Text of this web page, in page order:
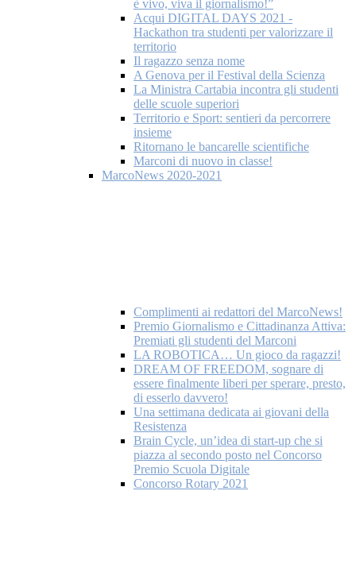
è vivo, viva il giornalismo!”
Acqui DIGITAL DAYS 2021 -
Hackathon tra studenti per valorizzare il
territorio
Il ragazzo senza nome
A Genova per il Festival della Scienza
La Ministra Cartabia incontra gli studenti
delle scuole superiori
Territorio e Sport: sentieri da percorrere
insieme
Ritornano le bancarelle scientifiche
Marconi di nuovo in classe!
MarcoNews 2020-2021
Complimenti ai redattori del MarcoNews!
Premio Giornalismo e Cittadinanza Attiva:
Premiati gli studenti del Marconi
LA ROBOTICA… Un gioco da ragazzi!
DREAM OF FREEDOM, sognare di
essere finalmente liberi per sperare, presto,
di esserlo davvero!
Una settimana dedicata ai giovani della
Resistenza
Brain Cycle, un’idea di start-up che si
piazza al secondo posto nel Concorso
Premio Scuola Digitale
Concorso Rotary 2021